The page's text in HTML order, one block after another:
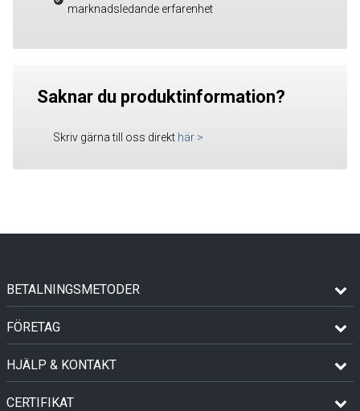
marknadsledande erfarenhet
Saknar du produktinformation?
Skriv gärna till oss direkt här >
BETALNINGSMETODER
FÖRETAG
HJÄLP & KONTAKT
CERTIFIKAT